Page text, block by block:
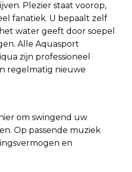
Plezier staat voorop,
fanatiek. U bepaalt zelf
water geeft door soepel
Alle Aquasport
zijn professioneel
regelmatig nieuwe
om swingend uw
Op passende muziek
en